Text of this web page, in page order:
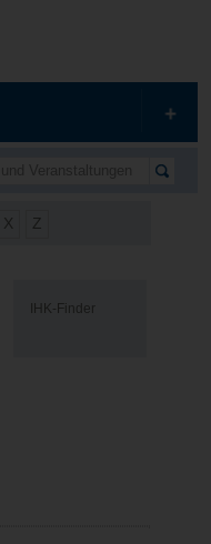
X Z
IHK-Finder